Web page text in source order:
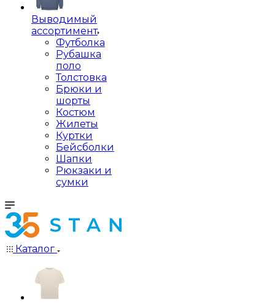
Выводимый
ассортимент
Футболка
Рубашка
поло
Толстовка
Брюки и
шорты
Костюм
Жилеты
Куртки
Бейсболки
Шапки
Рюкзаки и
сумки
Каталог